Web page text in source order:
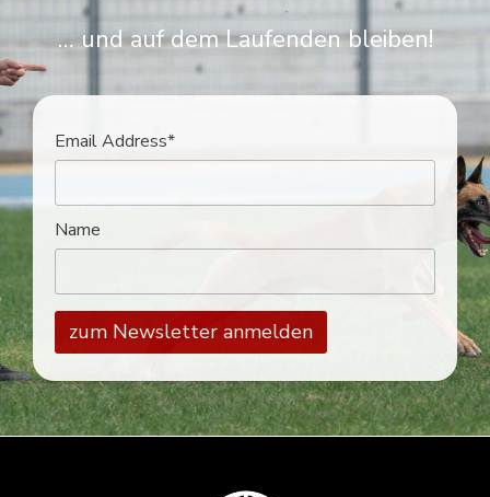
… und auf dem Laufenden bleiben!
Email Address*
Name